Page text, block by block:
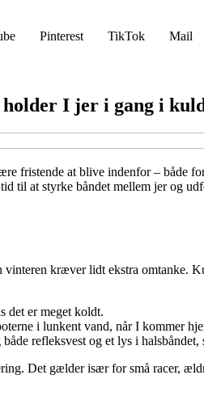
Pinterest TikTok Mail
I jer i gang i
fristende at blive indenfor – både
til at styrke båndet mellem jer og
kræver lidt ekstra omtanke.
det er meget koldt.
i lunkent vand, når I kommer
refleksvest og et lys i halsbåndet,
Det gælder især for små racer,